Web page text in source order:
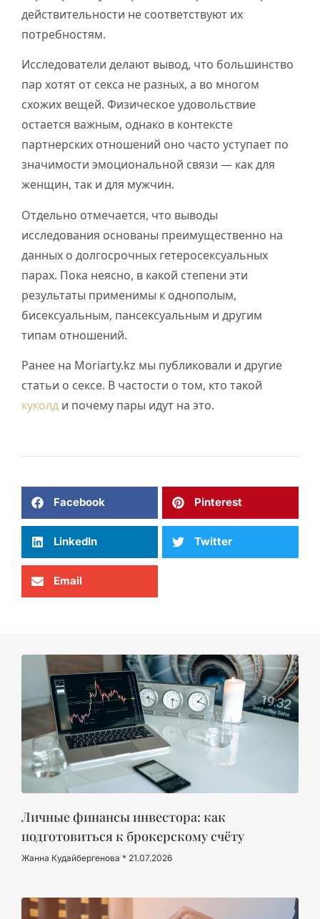
действительности не соответствуют их
потребностям.
Исследователи делают вывод, что большинство
пар хотят от секса не разных, а во многом
схожих вещей. Физическое удовольствие
остается важным, однако в контексте
партнерских отношений оно часто уступает по
значимости эмоциональной связи — как для
женщин, так и для мужчин.
Отдельно отмечается, что выводы
исследования основаны преимущественно на
данных о долгосрочных гетеросексуальных
парах. Пока неясно, в какой степени эти
результаты применимы к однополым,
бисексуальным, пансексуальным и другим
типам отношений.
Ранее на Moriarty.kz мы публиковали и другие
статьи о сексе. В частости о том, кто такой
куколд и почему пары идут на это.
Facebook Pinterest
LinkedIn Twitter
Email
Личные финансы инвестора: как
подготовиться к брокерскому счёту
Жанна Кудайбергенова 21.07.2026